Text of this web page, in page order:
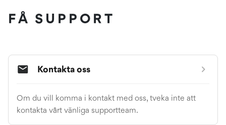
FÅ SUPPORT
Kontakta oss
Om du vill komma i kontakt med oss, tveka inte att
kontakta vårt vänliga supportteam.